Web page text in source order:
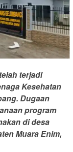
terjadi
Kesehatan
Dugaan
program
di desa
Muara Enim,